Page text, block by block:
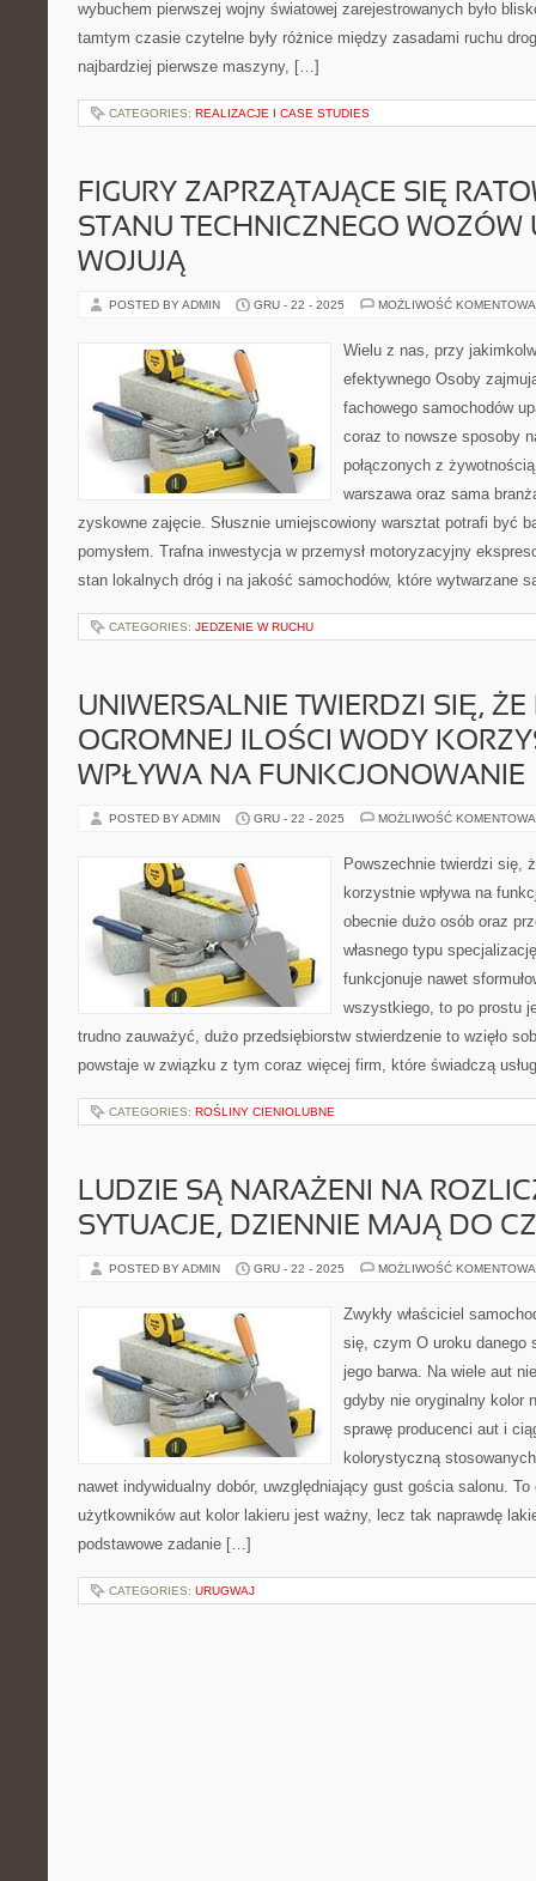
wybuchem pierwszej wojny światowej zarejestrowanych było
tamtym czasie czytelne były różnice między zasadami ruchu
najbardziej pierwsze maszyny, […]
CATEGORIES: REALIZACJE I CASE STUDIES
FIGURY ZAPRZĄTAJĄCE SIĘ
STANU TECHNICZNEGO WOZÓW
WOJUJĄ
POSTED BY ADMIN GRU - 22 - 2025 MOŻLIWOŚĆ
Wielu z nas, przy
efektywnego Osoby
fachowego samochodów
coraz to nowsze sposoby
połączonych z
warszawa oraz sama
zyskowne zajęcie. Słusznie umiejscowiony warsztat potrafi być
pomysłem. Trafna inwestycja w przemysł motoryzacyjny
stan lokalnych dróg i na jakość samochodów, które wytwarzane
CATEGORIES: JEDZENIE W RUCHU
UNIWERSALNIE TWIERDZI SIĘ, ŻE
OGROMNEJ ILOŚCI WODY
WPŁYWA NA FUNKCJONOWANIE
POSTED BY ADMIN GRU - 22 - 2025 MOŻLIWOŚĆ
Powszechnie twierdzi się,
korzystnie wpływa na
obecnie dużo osób oraz
własnego typu
funkcjonuje nawet
wszystkiego, to po prostu
trudno zauważyć, dużo przedsiębiorstw stwierdzenie to wzięło
powstaje w związku z tym coraz więcej firm, które świadczą
CATEGORIES: ROŚLINY CIENIOLUBNE
LUDZIE SĄ NARAŻENI NA
SYTUACJE, DZIENNIE MAJĄ DO
POSTED BY ADMIN GRU - 22 - 2025 MOŻLIWOŚĆ
Zwykły właściciel
się, czym O uroku danego
jego barwa. Na wiele aut
gdyby nie oryginalny kolor
sprawę producenci aut i
kolorystyczną
nawet indywidualny dobór, uwzględniający gust gościa salonu.
użytkowników aut kolor lakieru jest ważny, lecz tak naprawdę
podstawowe zadanie […]
CATEGORIES: URUGWAJ